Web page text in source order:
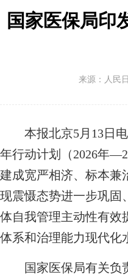
国家医保局印
来源：人民
本报北京5月13日电
年行动计划（2026年
建成宽严相济、标本兼
现震慑态势进一步巩固
体自我管理主动性有效
体系和治理能力现代化
国家医保局有关负责